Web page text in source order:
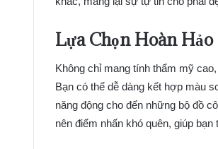
Lựa Chọn Hoàn
Không chỉ mang tính thẩm mỹ cao,
Bạn có thể dễ dàng kết hợp màu
năng động cho đến những bộ đồ
nên điểm nhấn khó quên, giúp